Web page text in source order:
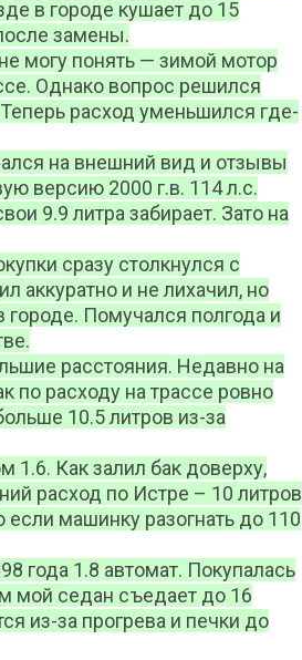
в городе кушает до 15
замены.
могу понять — зимой мотор
Однако вопрос решился
расход уменьшился где-
на внешний вид и отзывы
версию 2000 г.в. 114 л.с.
9.9 литра забирает. Зато на
сразу столкнулся с
аккуратно и не лихачил, но
городе. Помучался полгода и
расстояния. Недавно на
по расходу на трассе ровно
10.5 литров из-за
1.6. Как залил бак доверху,
расход по Истре – 10 литров
если машинку разогнать до 110
года 1.8 автомат. Покупалась
мой седан съедает до 16
из-за прогрева и печки до